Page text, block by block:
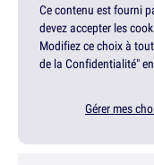
Ce contenu est fourni
devez accepter les
Modifiez ce choix à
de la Confidentialité"
Gérer mes